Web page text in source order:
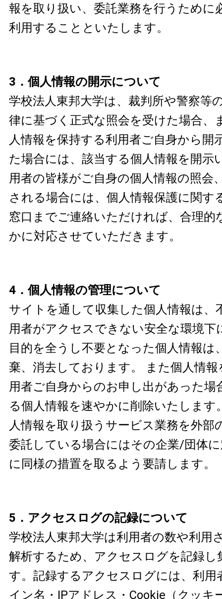
報を取り扱い、委託業務を行うために
利用することといたします。
3．個人情報の開示について
学校法人東邦大学は、裁判所や警察等
律に基づく正式な照会を受けた場合、
人情報を保持する利用者ご自身から開
た場合には、該当する個人情報を開示
用者の皆様がご自身の個人情報の照会
される場合には、個人情報保護に関す
窓口までご連絡いただければ、合理的
かに対応させていただきます。
4．個人情報の管理について
サイトを通して収集した個人情報は、
用者がアクセスできない安全な環境下
目的を全うし不要となった個人情報は
棄、消去しております。 また個人情
用者ご自身からのお申し出があった場
る個人情報を速やかに削除いたします
人情報を取り扱うサービス業務を外部
委託している場合にはその企業/団体
に同様の措置を取るよう要請します。
5．アクセスログの記録について
学校法人東邦大学は利用者の数や利用
解析するため、アクセスログを記録し
す。記録するアクセスログには、利用
イン名・IPアドレス・Cookie（クッキ